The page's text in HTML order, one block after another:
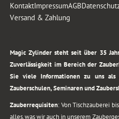
KontaktImpressumAGB
Versand & Zahlung
Magic Zylinder steht seit über 35
Zuverlässigkeit im Bereich der
Sie viele Informationen zu uns als
Zauberschulen, Seminaren und
Zauberrequisiten: Von Tischzauberei
alles, was wir auch in unserem